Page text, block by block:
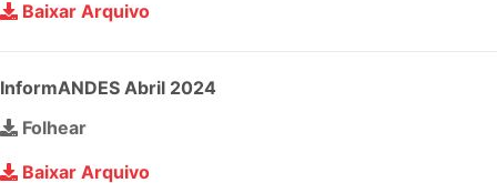
Baixar Arquivo
InformANDES Abril 2024
Folhear
Baixar Arquivo